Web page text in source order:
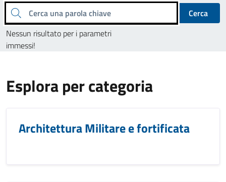
Cerca una parola chiave
Cerca
Nessun risultato per i parametri
immessi!
Esplora per categoria
Architettura Militare e fortificata